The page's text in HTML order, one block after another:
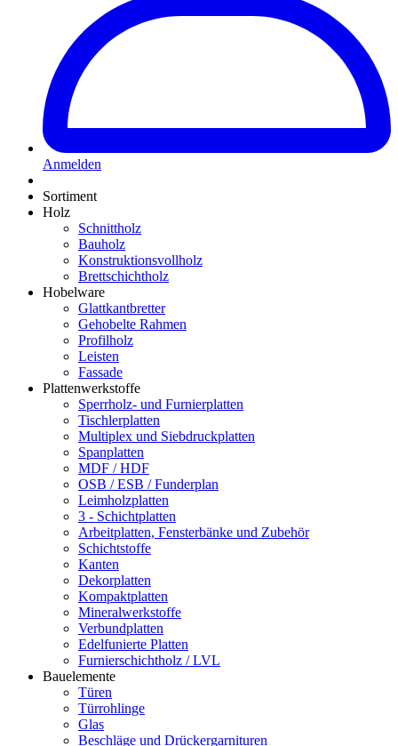
Anmelden
Sortiment
Holz
Schnittholz
Bauholz
Konstruktionsvollholz
Brettschichtholz
Hobelware
Glattkantbretter
Gehobelte Rahmen
Profilholz
Leisten
Fassade
Plattenwerkstoffe
Sperrholz- und Furnierplatten
Tischlerplatten
Multiplex und Siebdruckplatten
Spanplatten
MDF / HDF
OSB / ESB / Funderplan
Leimholzplatten
3 - Schichtplatten
Arbeitplatten, Fensterbänke und Zubehör
Schichtstoffe
Kanten
Dekorplatten
Kompaktplatten
Mineralwerkstoffe
Verbundplatten
Edelfunierte Platten
Furnierschichtholz / LVL
Bauelemente
Türen
Türrohlinge
Glas
Beschläge und Drückergarnituren